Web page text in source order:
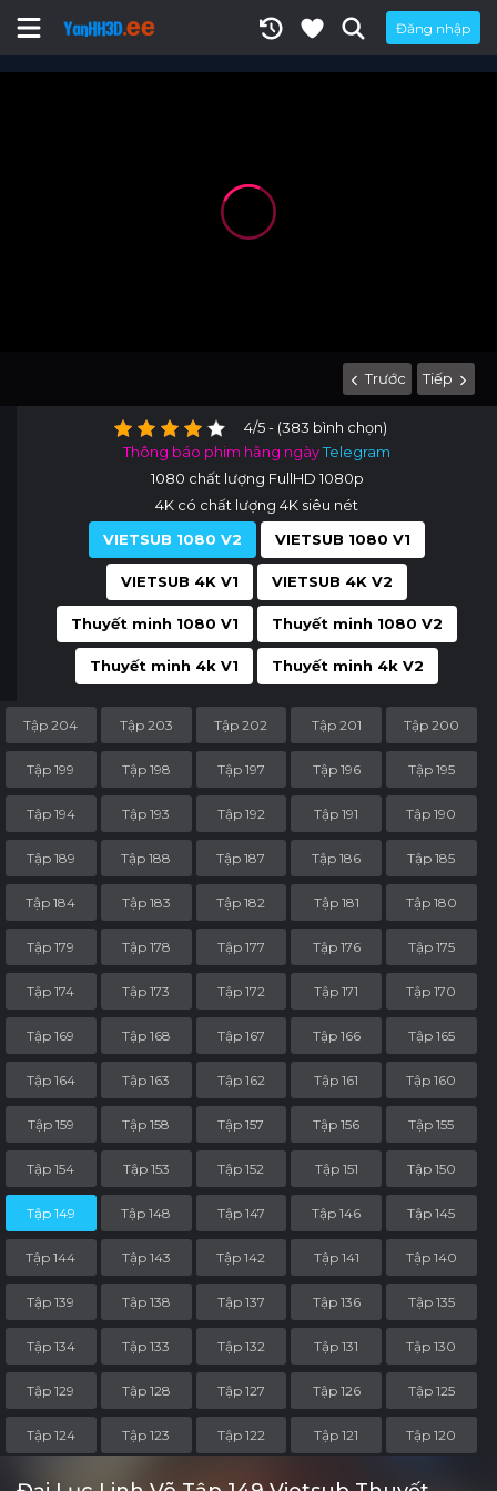
Đăng nhập
Trước Tiếp
4/5 - (383 bình chọn)
Thông báo phim hằng ngàyTelegram
1080 chất lượng FullHD 1080p
4K có chất lượng 4K siêu nét
VIETSUB 1080 V2
VIETSUB 1080 V1
VIETSUB 4K V1 VIETSUB 4K V2
Thuyết minh 1080 V1 Thuyết minh 1080 V2
Thuyết minh 4k V1 Thuyết minh 4k V2
Tập 204 Tập 203 Tập 202 Tập 201 Tập 200
Tập 199 Tập 198 Tập 197 Tập 196 Tập 195
Tập 194 Tập 193 Tập 192 Tập 191 Tập 190
Tập 189 Tập 188 Tập 187 Tập 186 Tập 185
Tập 184 Tập 183 Tập 182 Tập 181 Tập 180
Tập 179 Tập 178 Tập 177 Tập 176 Tập 175
Tập 174 Tập 173 Tập 172 Tập 171 Tập 170
Tập 169 Tập 168 Tập 167 Tập 166 Tập 165
Tập 164 Tập 163 Tập 162 Tập 161 Tập 160
Tập 159 Tập 158 Tập 157 Tập 156 Tập 155
Tập 154 Tập 153 Tập 152 Tập 151 Tập 150
Tập 149 Tập 148 Tập 147 Tập 146 Tập 145
Tập 144 Tập 143 Tập 142 Tập 141 Tập 140
Tập 139 Tập 138 Tập 137 Tập 136 Tập 135
Tập 134 Tập 133 Tập 132 Tập 131 Tập 130
Tập 129 Tập 128 Tập 127 Tập 126 Tập 125
Tập 124 Tập 123 Tập 122 Tập 121 Tập 120
Tập 119 Tập 118 Tập 116 Tập 115